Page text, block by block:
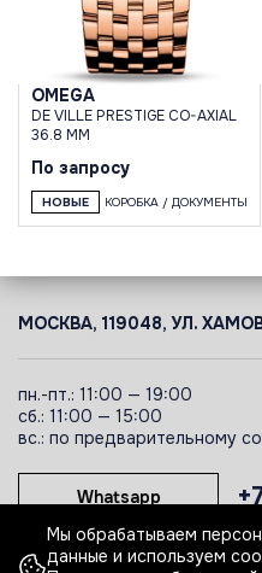
OMEGA
DE VILLE PRESTIGE CO-AXIAL
36.8 MM
По запросу
НОВЫЕ КОРОБКА / ДОКУМЕНТЫ
МОСКВА, 119048, УЛ.
пн.-пт.: 11:00 — 19:00
сб.: 11:00 — 15:00
вс.: по предварительному
Whatsapp
Мы обрабатываем
данные и используем